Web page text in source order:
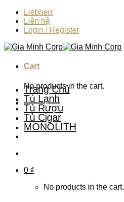
Skip
content
Liebherr
Liên hệ
Login / Register
Cart
No products in the cart.
Trang Chủ
Tủ Lạnh
Tủ Rượu
Tủ Cigar
MONOLITH
0 ₫
No products in the cart.